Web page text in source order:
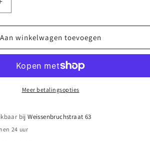
Aantal
||
Geblokt
-
Shallow
Aan winkelwagen toevoegen
Meer betalingsopties
bijWeissenbruchstraat 63
24 uur